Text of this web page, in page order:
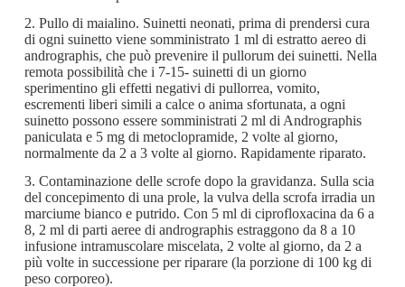
2. Pullo di maialino. Suinetti neonati, prima di prendersi cura
di ogni suinetto viene somministrato 1 ml di estratto aereo di
andrographis, che può prevenire il pullorum dei suinetti. Nella
remota possibilità che i 7-15- suinetti di un giorno
sperimentino gli effetti negativi di pullorrea, vomito,
escrementi liberi simili a calce o anima sfortunata, a ogni
suinetto possono essere somministrati 2 ml di Andrographis
paniculata e 5 mg di metoclopramide, 2 volte al giorno,
normalmente da 2 a 3 volte al giorno. Rapidamente riparato.
3. Contaminazione delle scrofe dopo la gravidanza. Sulla scia
del concepimento di una prole, la vulva della scrofa irradia un
marciume bianco e putrido. Con 5 ml di ciprofloxacina da 6 a
8, 2 ml di parti aeree di andrographis estraggono da 8 a 10
infusione intramuscolare miscelata, 2 volte al giorno, da 2 a
più volte in successione per riparare (la porzione di 100 kg di
peso corporeo).